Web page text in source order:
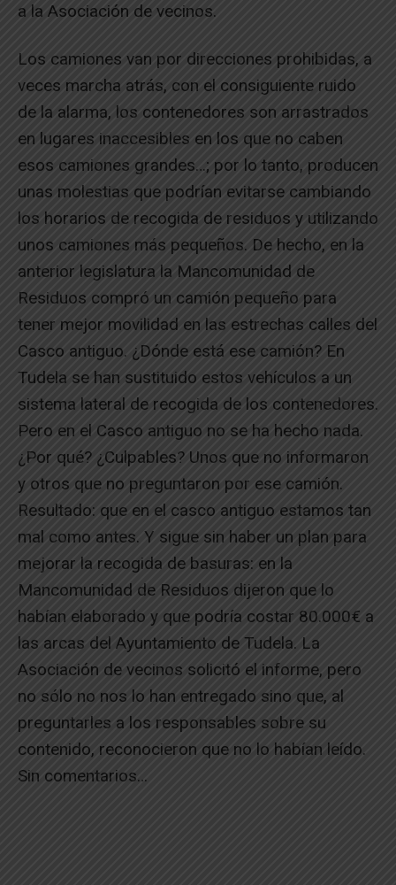
a la Asociación de vecinos.
Los camiones van por direcciones prohibidas, a
veces marcha atrás, con el consiguiente ruido
de la alarma, los contenedores son arrastrados
en lugares inaccesibles en los que no caben
esos camiones grandes…; por lo tanto, producen
unas molestias que podrían evitarse cambiando
los horarios de recogida de residuos y utilizando
unos camiones más pequeños. De hecho, en la
anterior legislatura la Mancomunidad de
Residuos compró un camión pequeño para
tener mejor movilidad en las estrechas calles del
Casco antiguo. ¿Dónde está ese camión? En
Tudela se han sustituido estos vehículos a un
sistema lateral de recogida de los contenedores.
Pero en el Casco antiguo no se ha hecho nada.
¿Por qué? ¿Culpables? Unos que no informaron
y otros que no preguntaron por ese camión.
Resultado: que en el casco antiguo estamos tan
mal como antes. Y sigue sin haber un plan para
mejorar la recogida de basuras: en la
Mancomunidad de Residuos dijeron que lo
habían elaborado y que podría costar 80.000€ a
las arcas del Ayuntamiento de Tudela. La
Asociación de vecinos solicitó el informe, pero
no sólo no nos lo han entregado sino que, al
preguntarles a los responsables sobre su
contenido, reconocieron que no lo habían leído.
Sin comentarios…